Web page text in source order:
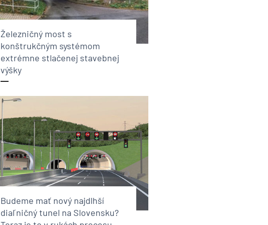
Železničný most s
konštrukčným systémom
extrémne stlačenej stavebnej
výšky
Budeme mať nový najdlhší
diaľničný tunel na Slovensku?